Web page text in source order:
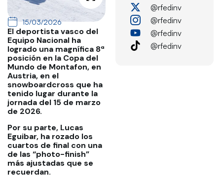
15/03/2026
El deportista vasco del
Equipo Nacional ha
logrado una magnífica 8ª
posición en la Copa del
Mundo de Montafon, en
Austria, en el
snowboardcross que ha
tenido lugar durante la
jornada del 15 de marzo
de 2026.
Por su parte, Lucas
Eguibar, ha rozado los
cuartos de final con una
de las “photo-finish”
más ajustadas que se
recuerdan.
@rfedinv
@rfedinv
@rfedinv
@rfedinv